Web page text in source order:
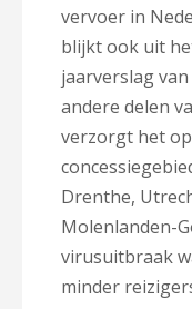
vervoer in
blijkt ook uit
jaarverslag
andere delen
verzorgt het
Drenthe,
Molenlanden-
virusuitbraak
minder